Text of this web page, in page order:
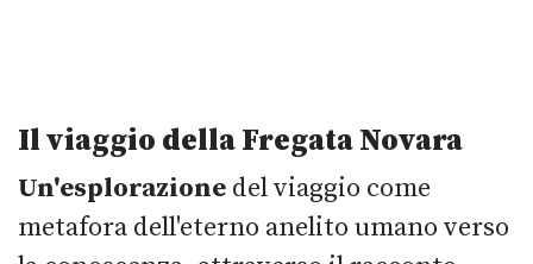
Il viaggio della Fregata Novara
Un'esplorazione del viaggio come
metafora dell'eterno anelito umano verso